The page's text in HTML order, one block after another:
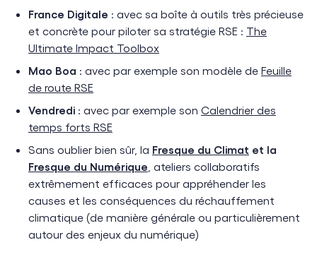
France Digitale : avec sa boîte à outils très précieuse
et concrète pour piloter sa stratégie RSE : The
Ultimate Impact Toolbox
Mao Boa : avec par exemple son modèle de Feuille
de route RSE
Vendredi : avec par exemple son Calendrier des
temps forts RSE
Sans oublier bien sûr, la Fresque du Climat et la
Fresque du Numérique , ateliers collaboratifs
extrêmement efficaces pour appréhender les
causes et les conséquences du réchauffement
climatique (de manière générale ou particulièrement
autour des enjeux du numérique)